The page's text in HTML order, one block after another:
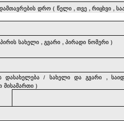
დრო ( წელი , თვე , რიცხვი ,
პირის სახელი ,გვარი ,პირადი ნომერი )
დასახელება / სახელი და გვარი ,
მისამართი )